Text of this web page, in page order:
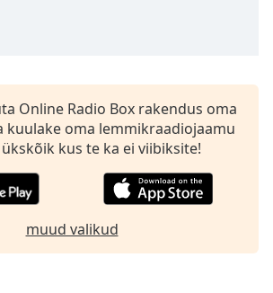
Online Radio Box rakendus oma
kuulake oma lemmikraadiojaamu
kus te ka ei viibiksite!
muud valikud